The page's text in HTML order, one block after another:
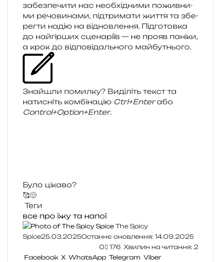
забез­пе­чи­ти нас необ­хі­дни­ми пожив­ни­
ми речо­ви­на­ми, під­три­ма­ти життя та збе­
рег­ти надію на від­нов­ле­н­ня. Підготовка
до най­гір­ших сце­на­рі­їв — не прояв пані­ки,
а крок до від­по­від­аль­но­го майбутнього.
Знайшли помил­ку? Виділіть текст та
нати­сніть ком­бі­на­цію Ctrl+Enterабо
Control+Option+Enter.
Було цікаво?
🥰🤢
Теги
все про їжу та напої
The Spicy
Spice25.03.2025Останнє оновлення: 14.09.2025
0
176 Хвилин на читання: 2
Facebook X WhatsApp Telegram Viber